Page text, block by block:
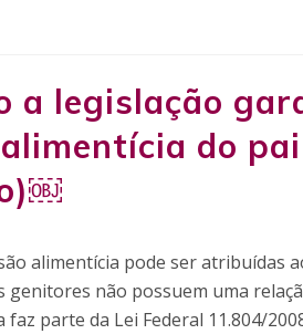
a legislação
do
alimentícia pode ser atribuídas
genitores não possuem uma
faz parte da Lei Federal 11.804/